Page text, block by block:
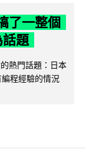
了一整個
題
熱門話題：日本
程經驗的情況